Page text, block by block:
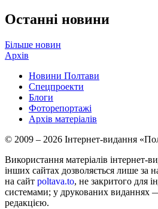
Останні новини
Більше новин
Архів
Новини Полтави
Спецпроекти
Блоги
Фоторепортажі
Архів матеріалів
© 2009 – 2026 Інтернет-видання
Використання матеріалів інтернет-
інших сайтах дозволяється лише за
на сайт poltava.to, не закритого для
системами; у друкованих виданнях
редакцією.